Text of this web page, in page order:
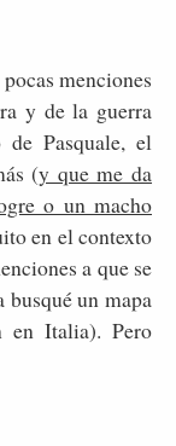
menciones
y de la guerra
Pasquale, el
(y que me da
o un macho
en el contexto
a que se
un mapa
en Italia). Pero